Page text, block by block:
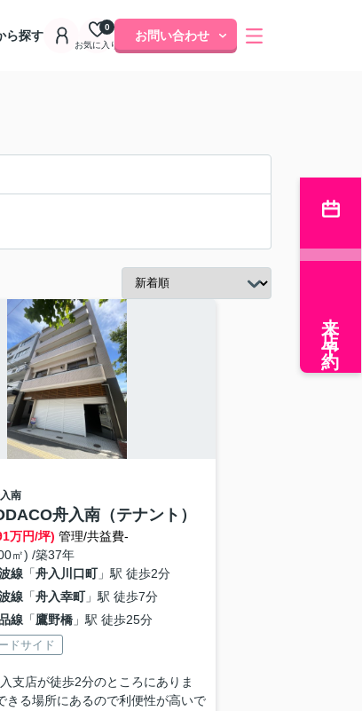
ら探す
お気に入り
0
お問い合わせ
南
舟入南（テナント）
万円/坪) 管理/共益費-
㎡) /築37年
線「舟入川口町」駅 徒歩2分
線「舟入幸町」駅 徒歩7分
線「鷹野橋」駅 徒歩25分
ドサイド
支店が徒歩2分のところにありま
きる場所にあるので利便性が高いで
来店予約